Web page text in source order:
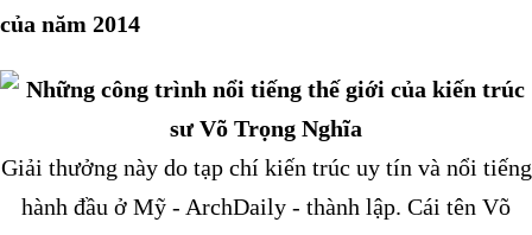
của năm 2014
Giải thưởng này do tạp chí kiến trúc uy tín và nổi tiếng
hành đầu ở Mỹ - ArchDaily - thành lập. Cái tên Võ